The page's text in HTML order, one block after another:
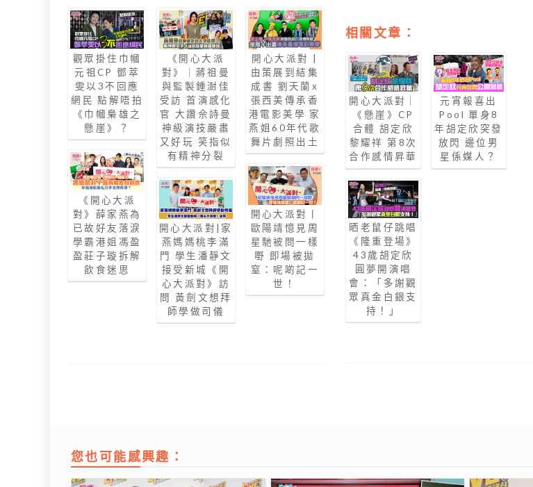
觀眾掛住巾幗
元祖CP 鄧萃
雯以3不回應
網民 點解唔拍
《巾幗梟雄之
懸崖》？
《開心大派
對》薛家燕為
已故好友落淚
學霸港姐馮盈
盈莊子璇拆解
飲食迷思
《開心大派
對》｜蔣祖曼
與監製鍾澍佳
受訪 首演感化
官 大讚佘詩曼
神級演技嚴肅
又好玩 笑指似
有精神分裂
開心大派對|家
燕媽媽桃李滿
門 學生潘靜文
接受新城《開
心大派對》訪
問 黃劍文想拜
師學做司儀
開心大派對 |
由策展到結集
成書 劉天蘭x
張西美傳承香
港電影美學 家
燕姐60年代歌
舞片劇照出土
開心大派對丨
歐陽靖憶見周
星馳被問一樣
嘢 即場被拋
窒：呢啲記一
世！
相關文章：
開心大派對｜
《懸崖》CP
合體 胡定欣
黎耀祥 第8次
合作感情昇華
晒老鼠仔跳唱
《隆重登場》
43歲胡定欣
圓夢開演唱
會：「多謝觀
眾真金白銀支
持！」
元宵報喜出
Pool 單身8
年胡定欣突發
放閃 邊位男
星係媒人？
您也可能感興趣：